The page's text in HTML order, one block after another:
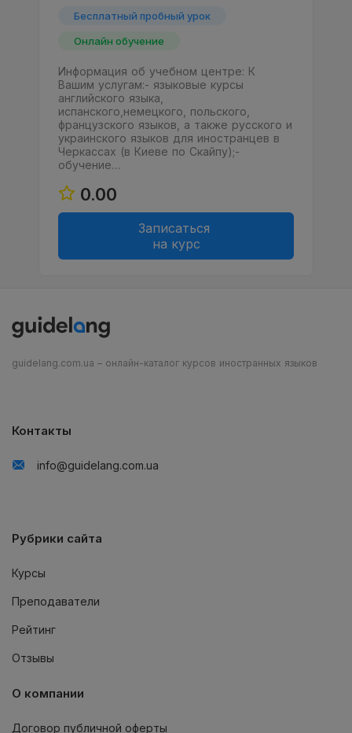
Бесплатный пробный урок
Онлайн обучение
Информация об учебном центре: К
Вашим услугам:- языковые курсы
английского языка,
испанского,немецкого, польского,
французского языков, а также русского и
украинского языков для иностранцев в
Черкассах (в Киеве по Скайпу);-
обучение…
0.00
Записаться
на курс
guidelang.com.ua – онлайн-каталог курсов иностранных языков
Контакты
info@guidelang.com.ua
Рубрики сайта
Курсы
Преподаватели
Рейтинг
Отзывы
О компании
Договор публичной оферты